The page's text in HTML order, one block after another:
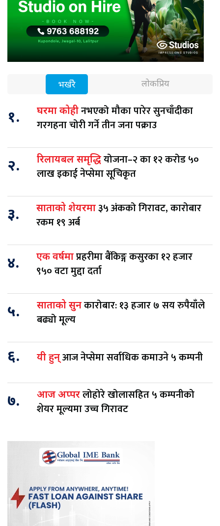
भर्खरै लोकप्रिय
१. घरमा कोहीनभएको मौका पारेर सुनचाँदीका
गरगहना चोरी गर्ने तीन जना पक्राउ
२. रिलायबल समृद्धियोजना–२ का १२ करोड ५०
लाख इकाई नेप्सेमा सूचिकृत
३. साताको शेयरमा३५ अंकको गिरावट, कारोबार
रकम १९ अर्ब
४. एक वर्षमाप्रहरीमा बैंकिङ्ग कसुरका १२ हजार
९५० वटा मुद्दा दर्ता
५. साताको सुनकारोबार: १३ हजार ७ सय रुपैयाँले
बढ्यो मूल्य
६. यी हुन्आज नेप्सेमा सर्वाधिक कमाउने ५ कम्पनी
७. आज अप्परलोहोरे खोलासहित ५ कम्पनीको
शेयर मूल्यमा उच्च गिरावट